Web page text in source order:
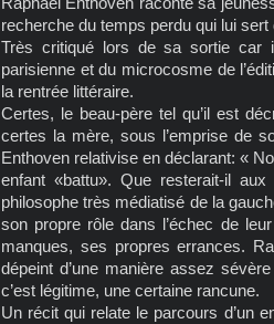
recherche du temps perdu qui lui sert
Très critiqué lors de sa sortie car
parisienne et du microcosme de
la rentrée littéraire.
Certes, le beau-père tel qu’il est
certes la mère, sous l’emprise de
Enthoven relativise en déclarant: «
enfant «battu». Que resterait-il
philosophe très médiatisé de la
son propre rôle dans l’échec de
manques, ses propres errances.
dépeint d’une manière assez
c’est légitime, une certaine rancune.
Un récit qui relate le parcours d’un